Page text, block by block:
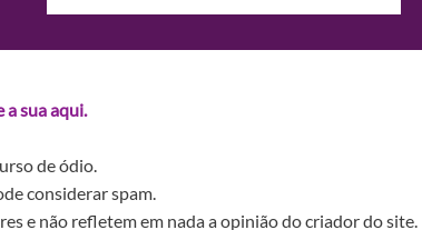
a sua aqui.
de ódio.
considerar spam.
e não refletem em nada a opinião do criador do site.